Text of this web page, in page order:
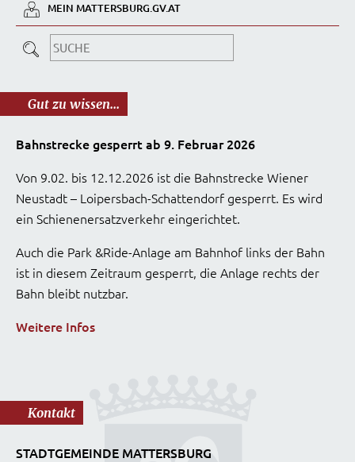
MEIN MATTERSBURG.GV.AT
Gut zu wissen...
Bahnstrecke gesperrt ab 9. Februar 2026
Von 9.02. bis 12.12.2026 ist die Bahnstrecke Wiener
Neustadt – Loipersbach-Schattendorf gesperrt. Es wird
ein Schienenersatzverkehr eingerichtet.
Auch die Park &Ride-Anlage am Bahnhof links der Bahn
ist in diesem Zeitraum gesperrt, die Anlage rechts der
Bahn bleibt nutzbar.
Weitere Infos
Kontakt
STADTGEMEINDE MATTERSBURG